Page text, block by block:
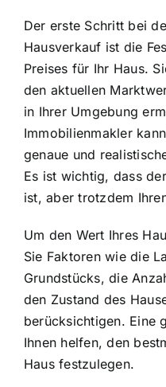
Der erste Schritt bei
Hausverkauf ist die
Preises für Ihr Haus.
den aktuellen
in Ihrer Umgebung
Immobilienmakler
genaue und
Es ist wichtig, dass
ist, aber trotzdem
Um den Wert Ihres
Sie Faktoren wie die
Grundstücks, die
den Zustand des
berücksichtigen. Eine
Ihnen helfen, den
Haus festzulegen.